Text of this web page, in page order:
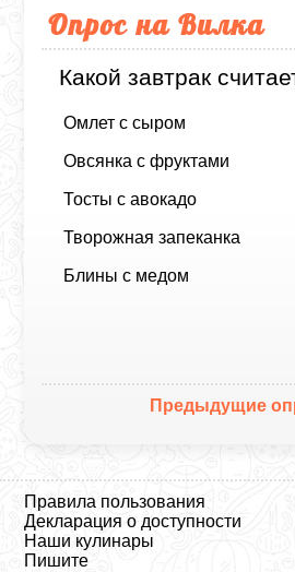
Опрос на Вилка
Какой завтрак
Омлет с сыром
Овсянка с фруктами
Тосты с авокадо
Творожная запеканка
Блины с медом
Предыдущие
Правила пользования
Декларация о доступности
Наши кулинары
Пишите